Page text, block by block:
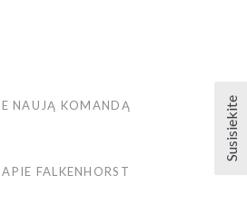
NAUJĄ KOMANDĄ
FALKENHORST
Susisiekite